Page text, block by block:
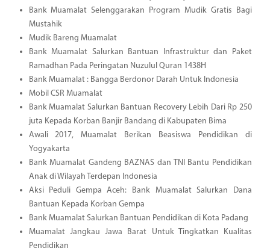
Bank Muamalat Selenggarakan Program Mudik Gratis Bagi
Mustahik
Mudik Bareng Muamalat
Bank Muamalat Salurkan Bantuan Infrastruktur dan Paket
Ramadhan Pada Peringatan Nuzulul Quran 1438H
Bank Muamalat : Bangga Berdonor Darah Untuk Indonesia
Mobil CSR Muamalat
Bank Muamalat Salurkan Bantuan Recovery Lebih Dari Rp 250
juta Kepada Korban Banjir Bandang di Kabupaten Bima
Awali 2017, Muamalat Berikan Beasiswa Pendidikan di
Yogyakarta
Bank Muamalat Gandeng BAZNAS dan TNI Bantu Pendidikan
Anak di Wilayah Terdepan Indonesia
Aksi Peduli Gempa Aceh: Bank Muamalat Salurkan Dana
Bantuan Kepada Korban Gempa
Bank Muamalat Salurkan Bantuan Pendidikan di Kota Padang
Muamalat Jangkau Jawa Barat Untuk Tingkatkan Kualitas
Pendidikan